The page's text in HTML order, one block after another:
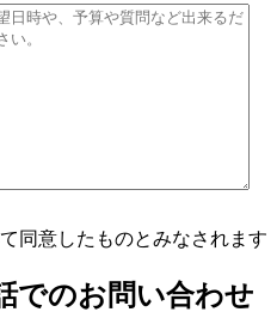
同意したものとみなされます
でのお問い合わせ